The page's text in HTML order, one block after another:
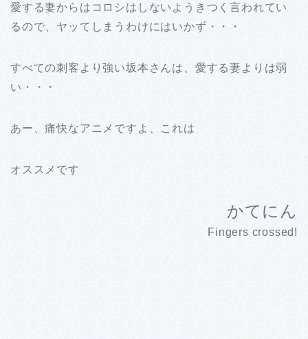
愛する妻からはコロシはしないようきつく言われてい
るので、ヤッてしまうわけにはいかず・・・
すべての刺客より強い坂本さんは、愛する妻よりは弱
い・・・
あー、痛快なアニメですよ、これは
オススメです
かてにん
Fingers crossed!